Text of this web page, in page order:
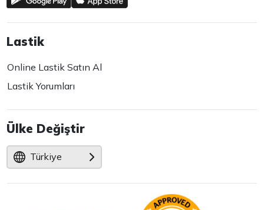
Lastik
Online Lastik Satın Al
Lastik Yorumları
Ülke Değiştir
Türkiye